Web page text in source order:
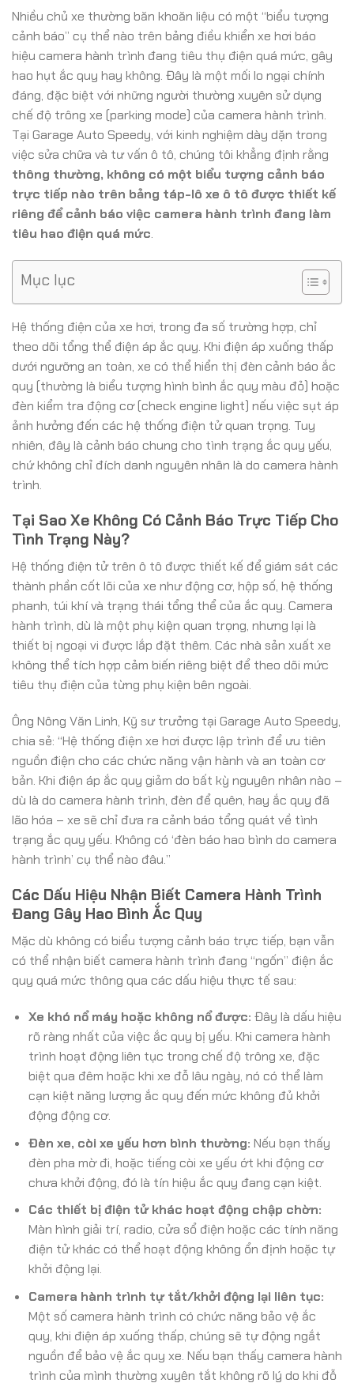
Nhiều chủ xe thường băn khoăn liệu có một “biểu tượng
cảnh báo” cụ thể nào trên bảng điều khiển xe hơi báo
hiệu camera hành trình đang tiêu thụ điện quá mức, gây
hao hụt ắc quy hay không. Đây là một mối lo ngại chính
đáng, đặc biệt với những người thường xuyên sử dụng
chế độ trông xe (parking mode) của camera hành trình.
Tại Garage Auto Speedy, với kinh nghiệm dày dặn trong
việc sửa chữa và tư vấn ô tô, chúng tôi khẳng định rằng
thông thường, không có một biểu tượng cảnh báo
trực tiếp nào trên bảng táp-lô xe ô tô được thiết kế
riêng để cảnh báo việc camera hành trình đang làm
tiêu hao điện quá mức.
Mục lục
Hệ thống điện của xe hơi, trong đa số trường hợp, chỉ
theo dõi tổng thể điện áp ắc quy. Khi điện áp xuống thấp
dưới ngưỡng an toàn, xe có thể hiển thị đèn cảnh báo ắc
quy (thường là biểu tượng hình bình ắc quy màu đỏ) hoặc
đèn kiểm tra động cơ (check engine light) nếu việc sụt áp
ảnh hưởng đến các hệ thống điện tử quan trọng. Tuy
nhiên, đây là cảnh báo chung cho tình trạng ắc quy yếu,
chứ không chỉ đích danh nguyên nhân là do camera hành
trình.
Tại Sao Xe Không Có Cảnh Báo Trực Tiếp Cho
Tình Trạng Này?
Hệ thống điện tử trên ô tô được thiết kế để giám sát các
thành phần cốt lõi của xe như động cơ, hộp số, hệ thống
phanh, túi khí và trạng thái tổng thể của ắc quy. Camera
hành trình, dù là một phụ kiện quan trọng, nhưng lại là
thiết bị ngoại vi được lắp đặt thêm. Các nhà sản xuất xe
không thể tích hợp cảm biến riêng biệt để theo dõi mức
tiêu thụ điện của từng phụ kiện bên ngoài.
Ông Nông Văn Linh, Kỹ sư trưởng tại Garage Auto Speedy,
chia sẻ: “Hệ thống điện xe hơi được lập trình để ưu tiên
nguồn điện cho các chức năng vận hành và an toàn cơ
bản. Khi điện áp ắc quy giảm do bất kỳ nguyên nhân nào –
dù là do camera hành trình, đèn để quên, hay ắc quy đã
lão hóa – xe sẽ chỉ đưa ra cảnh báo tổng quát về tình
trạng ắc quy yếu. Không có ‘đèn báo hao bình do camera
hành trình’ cụ thể nào đâu.”
Các Dấu Hiệu Nhận Biết Camera Hành Trình
Đang Gây Hao Bình Ắc Quy
Mặc dù không có biểu tượng cảnh báo trực tiếp, bạn vẫn
có thể nhận biết camera hành trình đang “ngốn” điện ắc
quy quá mức thông qua các dấu hiệu thực tế sau:
Xe khó nổ máy hoặc không nổ được: Đây là dấu hiệu
rõ ràng nhất của việc ắc quy bị yếu. Khi camera hành
trình hoạt động liên tục trong chế độ trông xe, đặc
biệt qua đêm hoặc khi xe đỗ lâu ngày, nó có thể làm
cạn kiệt năng lượng ắc quy đến mức không đủ khởi
động động cơ.
Đèn xe, còi xe yếu hơn bình thường: Nếu bạn thấy
đèn pha mờ đi, hoặc tiếng còi xe yếu ớt khi động cơ
chưa khởi động, đó là tín hiệu ắc quy đang cạn kiệt.
Các thiết bị điện tử khác hoạt động chập chờn:
Màn hình giải trí, radio, cửa sổ điện hoặc các tính năng
điện tử khác có thể hoạt động không ổn định hoặc tự
khởi động lại.
Camera hành trình tự tắt/khởi động lại liên tục:
Một số camera hành trình có chức năng bảo vệ ắc
quy, khi điện áp xuống thấp, chúng sẽ tự động ngắt
nguồn để bảo vệ ắc quy xe. Nếu bạn thấy camera hành
trình của mình thường xuyên tắt không rõ lý do khi đỗ